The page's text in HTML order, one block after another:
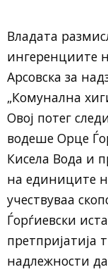
Владата
ингеренциите
Арсовска за
„Комунална
Овој потег
водеше Орце
Кисела Вода и
на единиците
учествуваа
Ѓорѓиевски
претпријатија
надлежности